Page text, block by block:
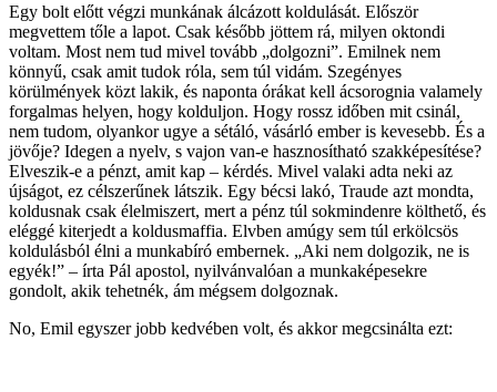
Egy bolt előtt végzi munkának álcázott koldulását. Először
megvettem tőle a lapot. Csak később jöttem rá, milyen oktondi
voltam. Most nem tud mivel tovább „dolgozni”. Emilnek nem
könnyű, csak amit tudok róla, sem túl vidám. Szegényes
körülmények közt lakik, és naponta órákat kell ácsorognia valamely
forgalmas helyen, hogy kolduljon. Hogy rossz időben mit csinál,
nem tudom, olyankor ugye a sétáló, vásárló ember is kevesebb. És a
jövője? Idegen a nyelv, s vajon van-e hasznosítható szakképesítése?
Elveszik-e a pénzt, amit kap – kérdés. Mivel valaki adta neki az
újságot, ez célszerűnek látszik. Egy bécsi lakó, Traude azt mondta,
koldusnak csak élelmiszert, mert a pénz túl sokmindenre költhető, és
eléggé kiterjedt a koldusmaffia. Elvben amúgy sem túl erkölcsös
koldulásból élni a munkabíró embernek. „Aki nem dolgozik, ne is
egyék!” – írta Pál apostol, nyilvánvalóan a munkaképesekre
gondolt, akik tehetnék, ám mégsem dolgoznak.
No, Emil egyszer jobb kedvében volt, és akkor megcsinálta ezt: